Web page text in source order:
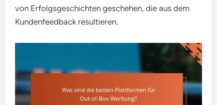
von Erfolgsgeschichten geschehen, die aus dem
Kundenfeedback resultieren.